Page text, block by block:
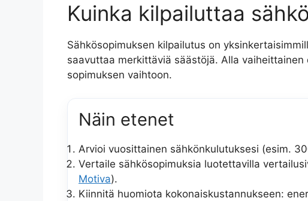
Kuinka kilpailuttaa
Sähkösopimuksen kilpailutus on
saavuttaa merkittäviä säästöjä. Alla
sopimuksen vaihtoon.
Näin etenet
Arvioi vuosittainen sähkönkulutuksesi (esim.
Vertaile sähkösopimuksia luotettavilla
Motiva).
Kiinnitä huomiota kokonaiskustannukseen: